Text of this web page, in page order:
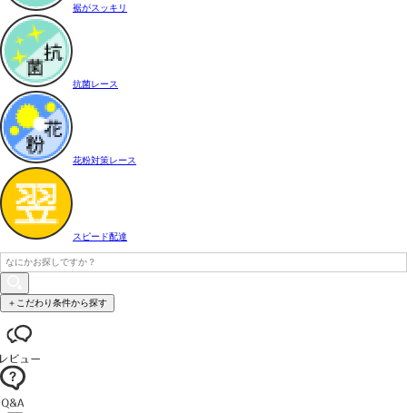
裾がスッキリ
抗菌レース
花粉対策レース
スピード配達
＋こだわり条件から探す